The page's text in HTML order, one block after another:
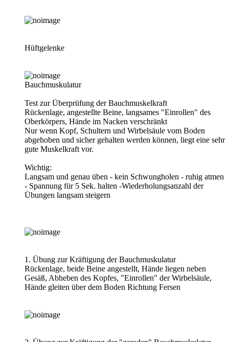
Hüftgelenke
Bauchmuskulatur
Test zur Überprüfung der Bauchmuskelkraft
Rückenlage, angestellte Beine, langsames "Einrollen" des
Oberkörpers, Hände im Nacken verschränkt
Nur wenn Kopf, Schultern und Wirbelsäule vom Boden
abgehoben und sicher gehalten werden können, liegt eine sehr
gute Muskelkraft vor.
Wichtig:
Langsam und genau üben - kein Schwungholen - ruhig atmen
- Spannung für 5 Sek. halten -Wiederholungsanzahl der
Übungen langsam steigern
1. Übung zur Kräftigung der Bauchmuskulatur
Rückenlage, beide Beine angestellt, Hände liegen neben
Gesäß, Abheben des Kopfes, "Einrollen" der Wirbelsäule,
Hände gleiten über dem Boden Richtung Fersen